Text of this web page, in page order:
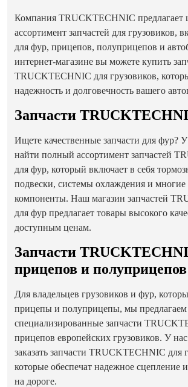
Компания TRUCKTECHNIC предлагает
ассортимент запчастей для грузовиков,
для фур, прицепов, полуприцепов и
интернет-магазине вы можете купить
TRUCKTECHNIC для грузовиков,
надежность и долговечность вашего
Запчасти
Ищете качественные запчасти для фур?
найти полный ассортимент запчастей
для фур, который включает в себя
подвески, системы охлаждения и многие
компоненты. Наш магазин запчастей
для фур предлагает товары высокого
доступным ценам.
Запчасти
прицепов и полуприцепов
Для владельцев грузовиков и фур,
прицепы и полуприцепы, мы предлагаем
специализированные запчасти
прицепов европейских грузовиков. У
заказать запчасти TRUCKTECHNIC для
которые обеспечат надежное сцепление
на дороге.